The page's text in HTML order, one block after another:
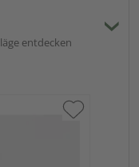
entdecken